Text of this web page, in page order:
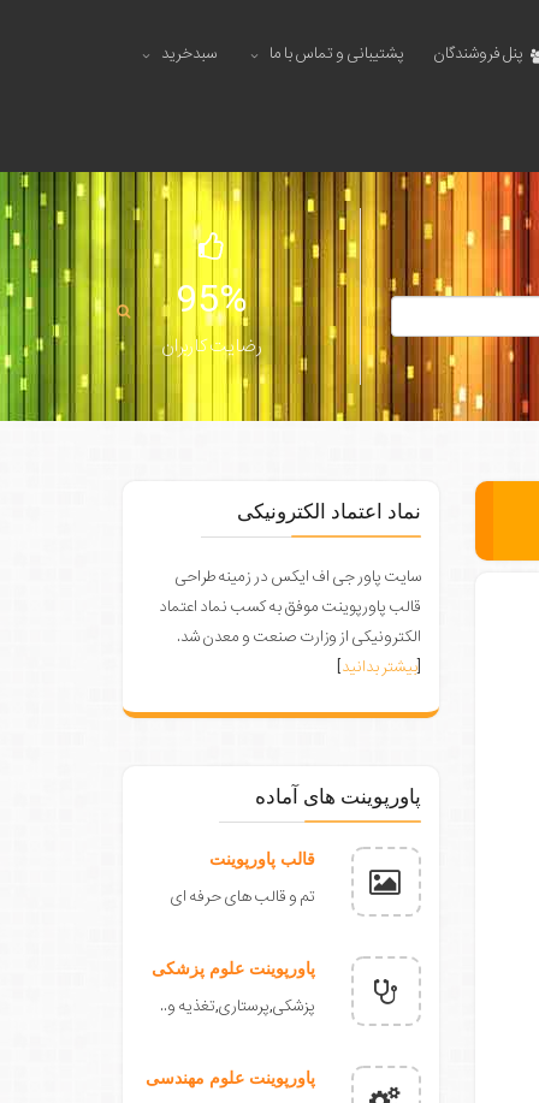
پنل فروشندگان پشتیبانی و تماس با ما سبدخرید
95%
رضایت کاربران
نماد اعتماد الکترونیکی
سایت پاور جی اف ایکس در زمینه طراحی
قالب پاورپوینت موفق به کسب نماد اعتماد
الکترونیکی از وزارت صنعت و معدن شد.
[بیشتر بدانید]
پاورپوینت های آماده
قالب پاورپوینت
تم و قالب های حرفه ای
پاورپوینت علوم پزشکی
پزشکی,پرستاری,تغذیه و..
پاورپوینت علوم مهندسی